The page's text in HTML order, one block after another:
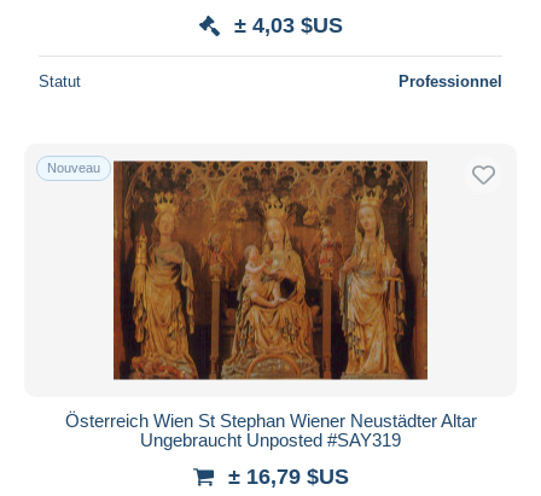
± 4,03 $US
Statut Professionnel
Nouveau
Österreich Wien St Stephan Wiener Neustädter Altar
Ungebraucht Unposted #SAY319
± 16,79 $US